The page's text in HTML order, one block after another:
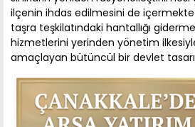
ilçenin ihdas edilmesini de
taşra teşkilatındaki hantallığı
hizmetlerini yerinden yönetim
amaçlayan bütüncül bir devlet